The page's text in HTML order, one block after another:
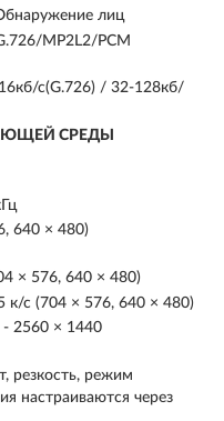
лиц
MP2L2/PCM
с(G.726) / 32-128кб/
СРЕДЫ
640 × 480)
× 576, 640 × 480)
к/с (704 × 576, 640 × 480)
- 2560 × 1440
резкость, режим
настраиваются через